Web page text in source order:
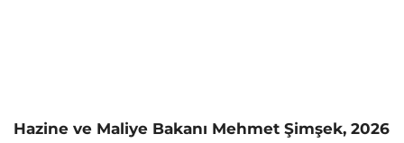
Hazine ve Maliye Bakanı Mehmet Şimşek, 2026